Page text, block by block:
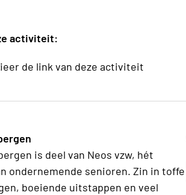
activiteit:
de link van deze activiteit
is deel van Neos vzw, hét
ondernemende senioren. Zin in toffe
boeiende uitstappen en veel